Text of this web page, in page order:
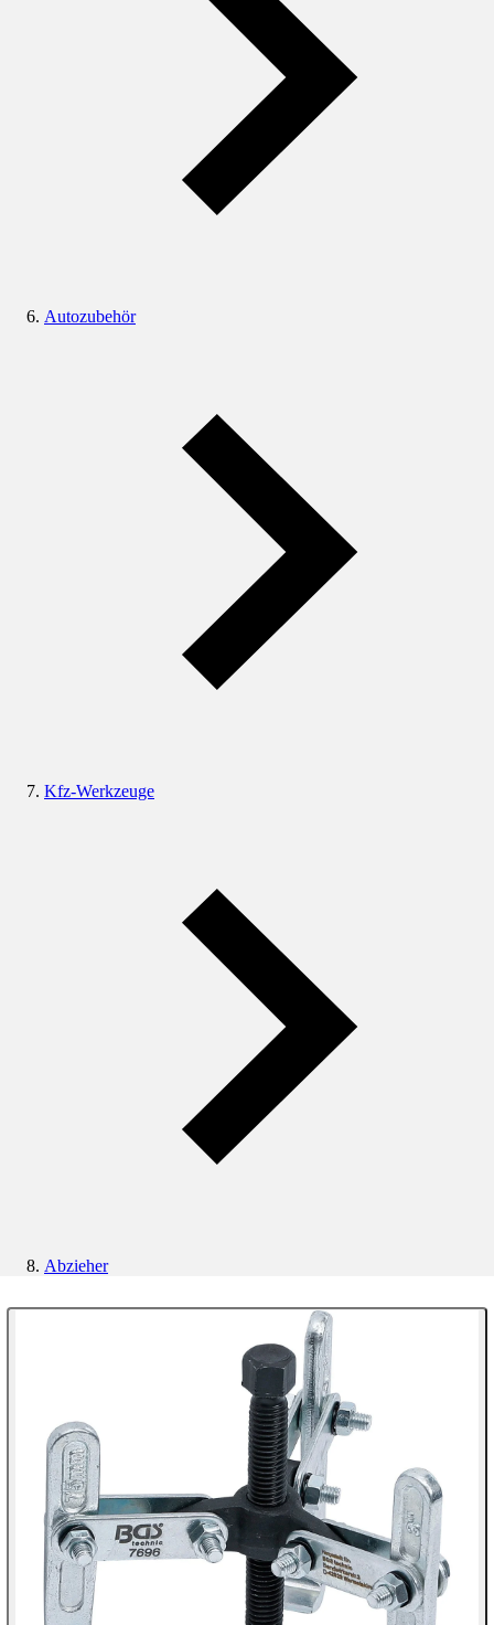
Autozubehör
Kfz-Werkzeuge
Abzieher